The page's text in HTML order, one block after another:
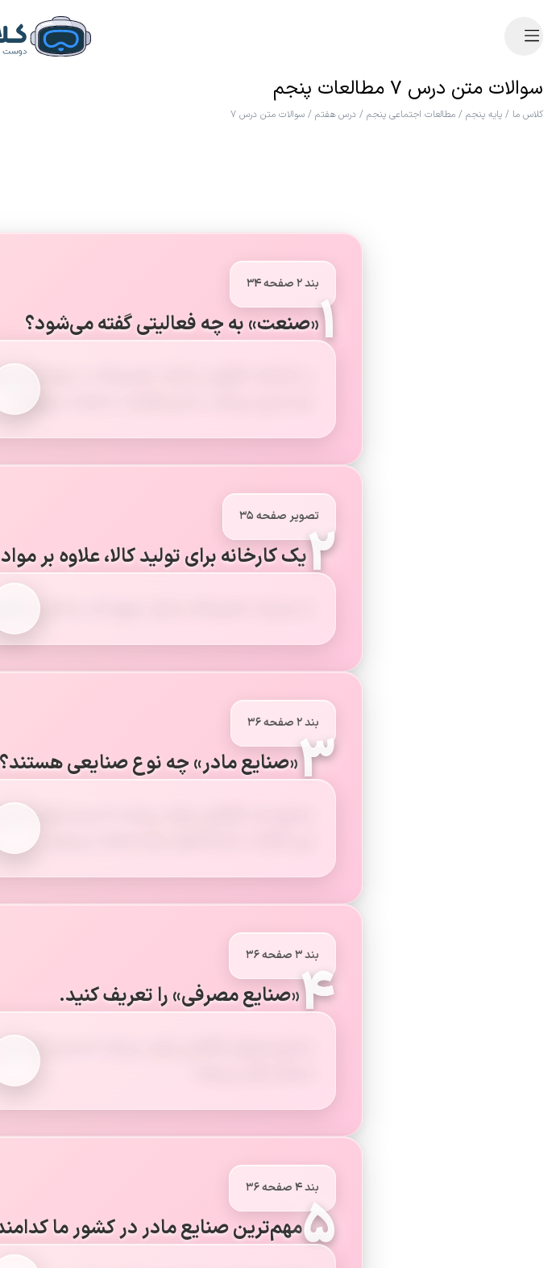
سوالات متن درس ۷ مطالعات پنجم
کلاس ما / پایه پنجم / مطالعات اجتماعی پنجم / درس هفتم / سوالات متن درس ۷
بند ۲ صفحه ۳۴
۱«صنعت» به چه فعالیتی گفته می‌شود؟
در کارخانه، کارگران به کمک ماشین‌آلات در مواد اولیه
نیاز تبدیل می‌کنند. به این فعالیت «صنعت» می‌گویند.
تصویر صفحه ۳۵
۲یک کارخانه برای تولید کالا، علاوه بر
به سرمایه، ماشین‌آلات و ابزار، نیروی کار، و دانش و
بند ۲ صفحه ۳۶
۳«صنایع مادر» چه نوع صنایعی هستند؟
صنایع مادر کالاهایی تولید می‌کنند که مردم آنها را
بند ۳ صفحه ۳۶
۴«صنایع مصرفی» را تعریف کنید.
صنایع مصرفی کالاهایی تولید می‌کنند که مردم آنها
بند ۴ صفحه ۳۶
۵مهم‌ترین صنایع مادر در کشور ما